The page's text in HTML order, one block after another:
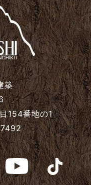
築
154番地の1